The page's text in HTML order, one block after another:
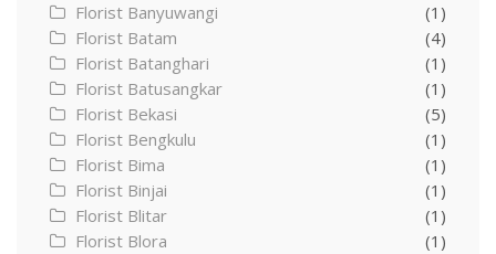
Florist Banyuwangi
(1)
Florist Batam
(4)
Florist Batanghari
(1)
Florist Batusangkar
(1)
Florist Bekasi
(5)
Florist Bengkulu
(1)
Florist Bima
(1)
Florist Binjai
(1)
Florist Blitar
(1)
Florist Blora
(1)